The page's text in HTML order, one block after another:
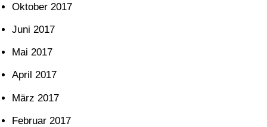
Oktober 2017
Juni 2017
Mai 2017
April 2017
März 2017
Februar 2017